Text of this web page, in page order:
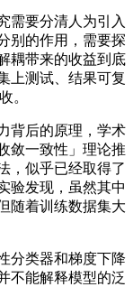
要分清人为引入
别的作用，需要探
耦带来的收益到底
上测试、结果可复
。
后的原理，学术
敛一致性」理论推
，似乎已经取得了
验发现，虽然其中
随着训练数据集大
类器和梯度下降
不能解释模型的泛